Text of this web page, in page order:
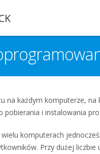
na każdym komputerze,
i instalowania
komputerach
Przy dużej